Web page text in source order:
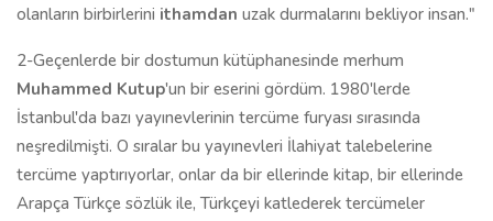
olanların birbirlerini ithamdan uzak durmalarını bekliyor insan."
2-Geçenlerde bir dostumun kütüphanesinde merhum
Muhammed Kutup'un bir eserini gördüm. 1980'lerde
İstanbul'da bazı yayınevlerinin tercüme furyası sırasında
neşredilmişti. O sıralar bu yayınevleri İlahiyat talebelerine
tercüme yaptırıyorlar, onlar da bir ellerinde kitap, bir ellerinde
Arapça Türkçe sözlük ile, Türkçeyi katlederek tercümeler